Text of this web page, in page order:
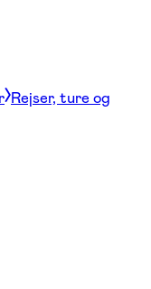
Rejser, ture og